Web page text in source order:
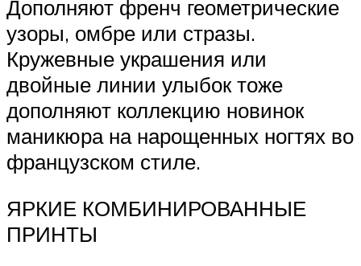
Дополняют френч геометрические
узоры, омбре или стразы.
Кружевные украшения или
двойные линии улыбок тоже
дополняют коллекцию новинок
маникюра на нарощенных ногтях во
французском стиле.
ЯРКИЕ КОМБИНИРОВАННЫЕ
ПРИНТЫ